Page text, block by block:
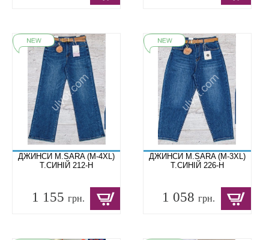
ДЖИНСИ M.SARA (M-4XL)
Т.СИНІЙ 212-H
1 155 грн.
ДЖИНСИ M.SARA (M-3XL)
Т.СИНІЙ 226-H
1 058грн.